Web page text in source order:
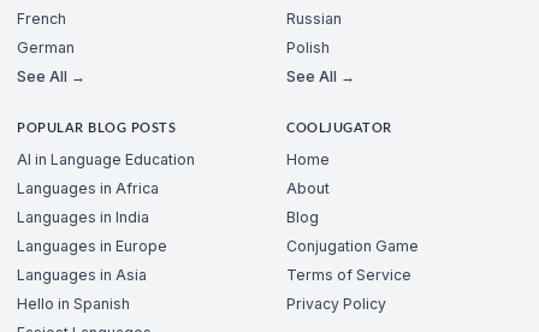
French
German
See All →
Russian
Polish
See All →
POPULAR BLOG POSTS
AI in Language Education
Languages in Africa
Languages in India
Languages in Europe
Languages in Asia
Hello in Spanish
COOLJUGATOR
Home
About
Blog
Conjugation Game
Terms of Service
Privacy Policy